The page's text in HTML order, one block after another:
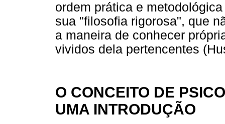
ordem prática e
sua "filosofia rigorosa", que
a maneira de conhecer
vividos dela pertencentes
O CONCEITO DE
UMA INTRODUÇÃO